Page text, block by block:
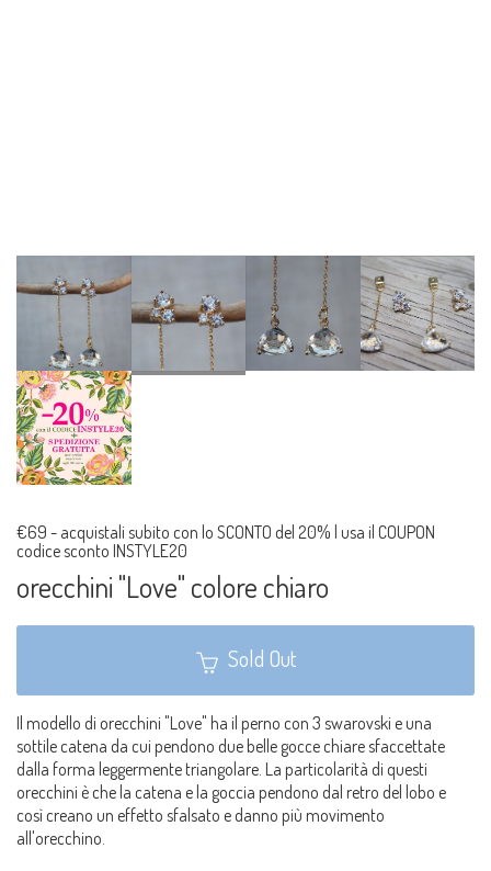
€69 - acquistali subito con lo SCONTO del 20% | usa il COUPON
codice sconto INSTYLE20
orecchini "Love" colore chiaro
Sold Out
Il modello di orecchini "Love" ha il perno con 3 swarovski e una
sottile catena da cui pendono due belle gocce chiare sfaccettate
dalla forma leggermente triangolare. La particolarità di questi
orecchini è che la catena e la goccia pendono dal retro del lobo e
così creano un effetto sfalsato e danno più movimento
all'orecchino.